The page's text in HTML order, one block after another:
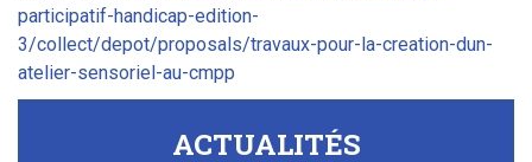
participatif-handicap-edition-
3/collect/depot/proposals/travaux-pour-la-creation-dun-
atelier-sensoriel-au-cmpp
ACTUALITÉS